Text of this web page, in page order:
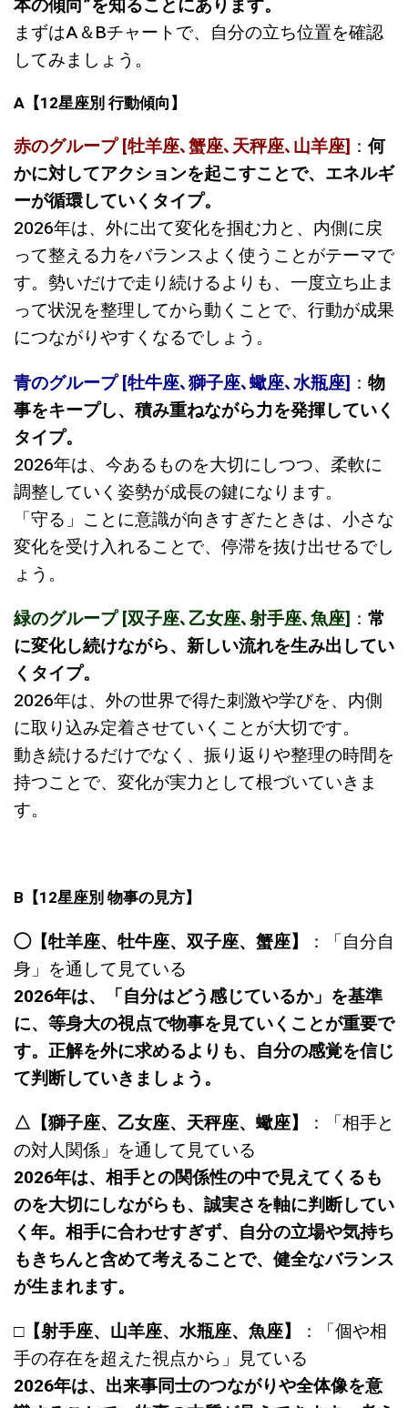
本の傾向”を知ることにあります。
まずはA＆Bチャートで、自分の立ち位置を確認
してみましょう。
A【12星座別 行動傾向】
赤のグループ [牡羊座､蟹座､天秤座､山羊座] ： 何
かに対してアクションを起こすことで、エネルギ
ーが循環していくタイプ。
2026年は、外に出て変化を掴む力と、内側に戻
って整える力をバランスよく使うことがテーマで
す。勢いだけで走り続けるよりも、一度立ち止ま
って状況を整理してから動くことで、行動が成果
につながりやすくなるでしょう。
青のグループ [牡牛座､獅子座､蠍座､水瓶座] ： 物
事をキープし、積み重ねながら力を発揮していく
タイプ。
2026年は、今あるものを大切にしつつ、柔軟に
調整していく姿勢が成長の鍵になります。
「守る」ことに意識が向きすぎたときは、小さな
変化を受け入れることで、停滞を抜け出せるでし
ょう。
緑のグループ [双子座､乙女座､射手座､魚座] ： 常
に変化し続けながら、新しい流れを生み出してい
くタイプ。
2026年は、外の世界で得た刺激や学びを、内側
に取り込み定着させていくことが大切です。
動き続けるだけでなく、振り返りや整理の時間を
持つことで、変化が実力として根づいていきま
す。
B 【12星座別物事の見方】
◯【牡羊座、牡牛座、双子座、蟹座】
：「自分自
身」を通して見ている
2026年は、「自分はどう感じているか」を基準
に、等身大の視点で物事を見ていくことが重要で
す。正解を外に求めるよりも、自分の感覚を信じ
て判断していきましょう。
△【獅子座、乙女座、天秤座、蠍座】
：「相手と
の対人関係」を通して見ている
2026年は、相手との関係性の中で見えてくるも
のを大切にしながらも、誠実さを軸に判断してい
く年。相手に合わせすぎず、自分の立場や気持ち
もきちんと含めて考えることで、健全なバランス
が生まれます。
□【射手座、山羊座、水瓶座、魚座】
：「個や相
手の存在を超えた視点から」見ている
2026年は、出来事同士のつながりや全体像を意